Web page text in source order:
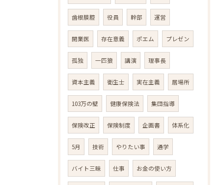
歯根膜腔 役員 幹部 運営
開業医 存在意義 ポエム プレゼン
孤独 一匹狼 講演 理事長
資本主義 衛生士 実在主義 居場所
103万の壁 健康保険法 集団指導
保険改正 保険制度 企画書 体系化
5月 技術 やりたい事 通学
バイト三昧 仕事 お金の使い方